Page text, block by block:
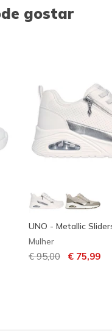
gostar
UNO - Metallic
Mulher
Preço com
€ 95,00para
€ 75,99